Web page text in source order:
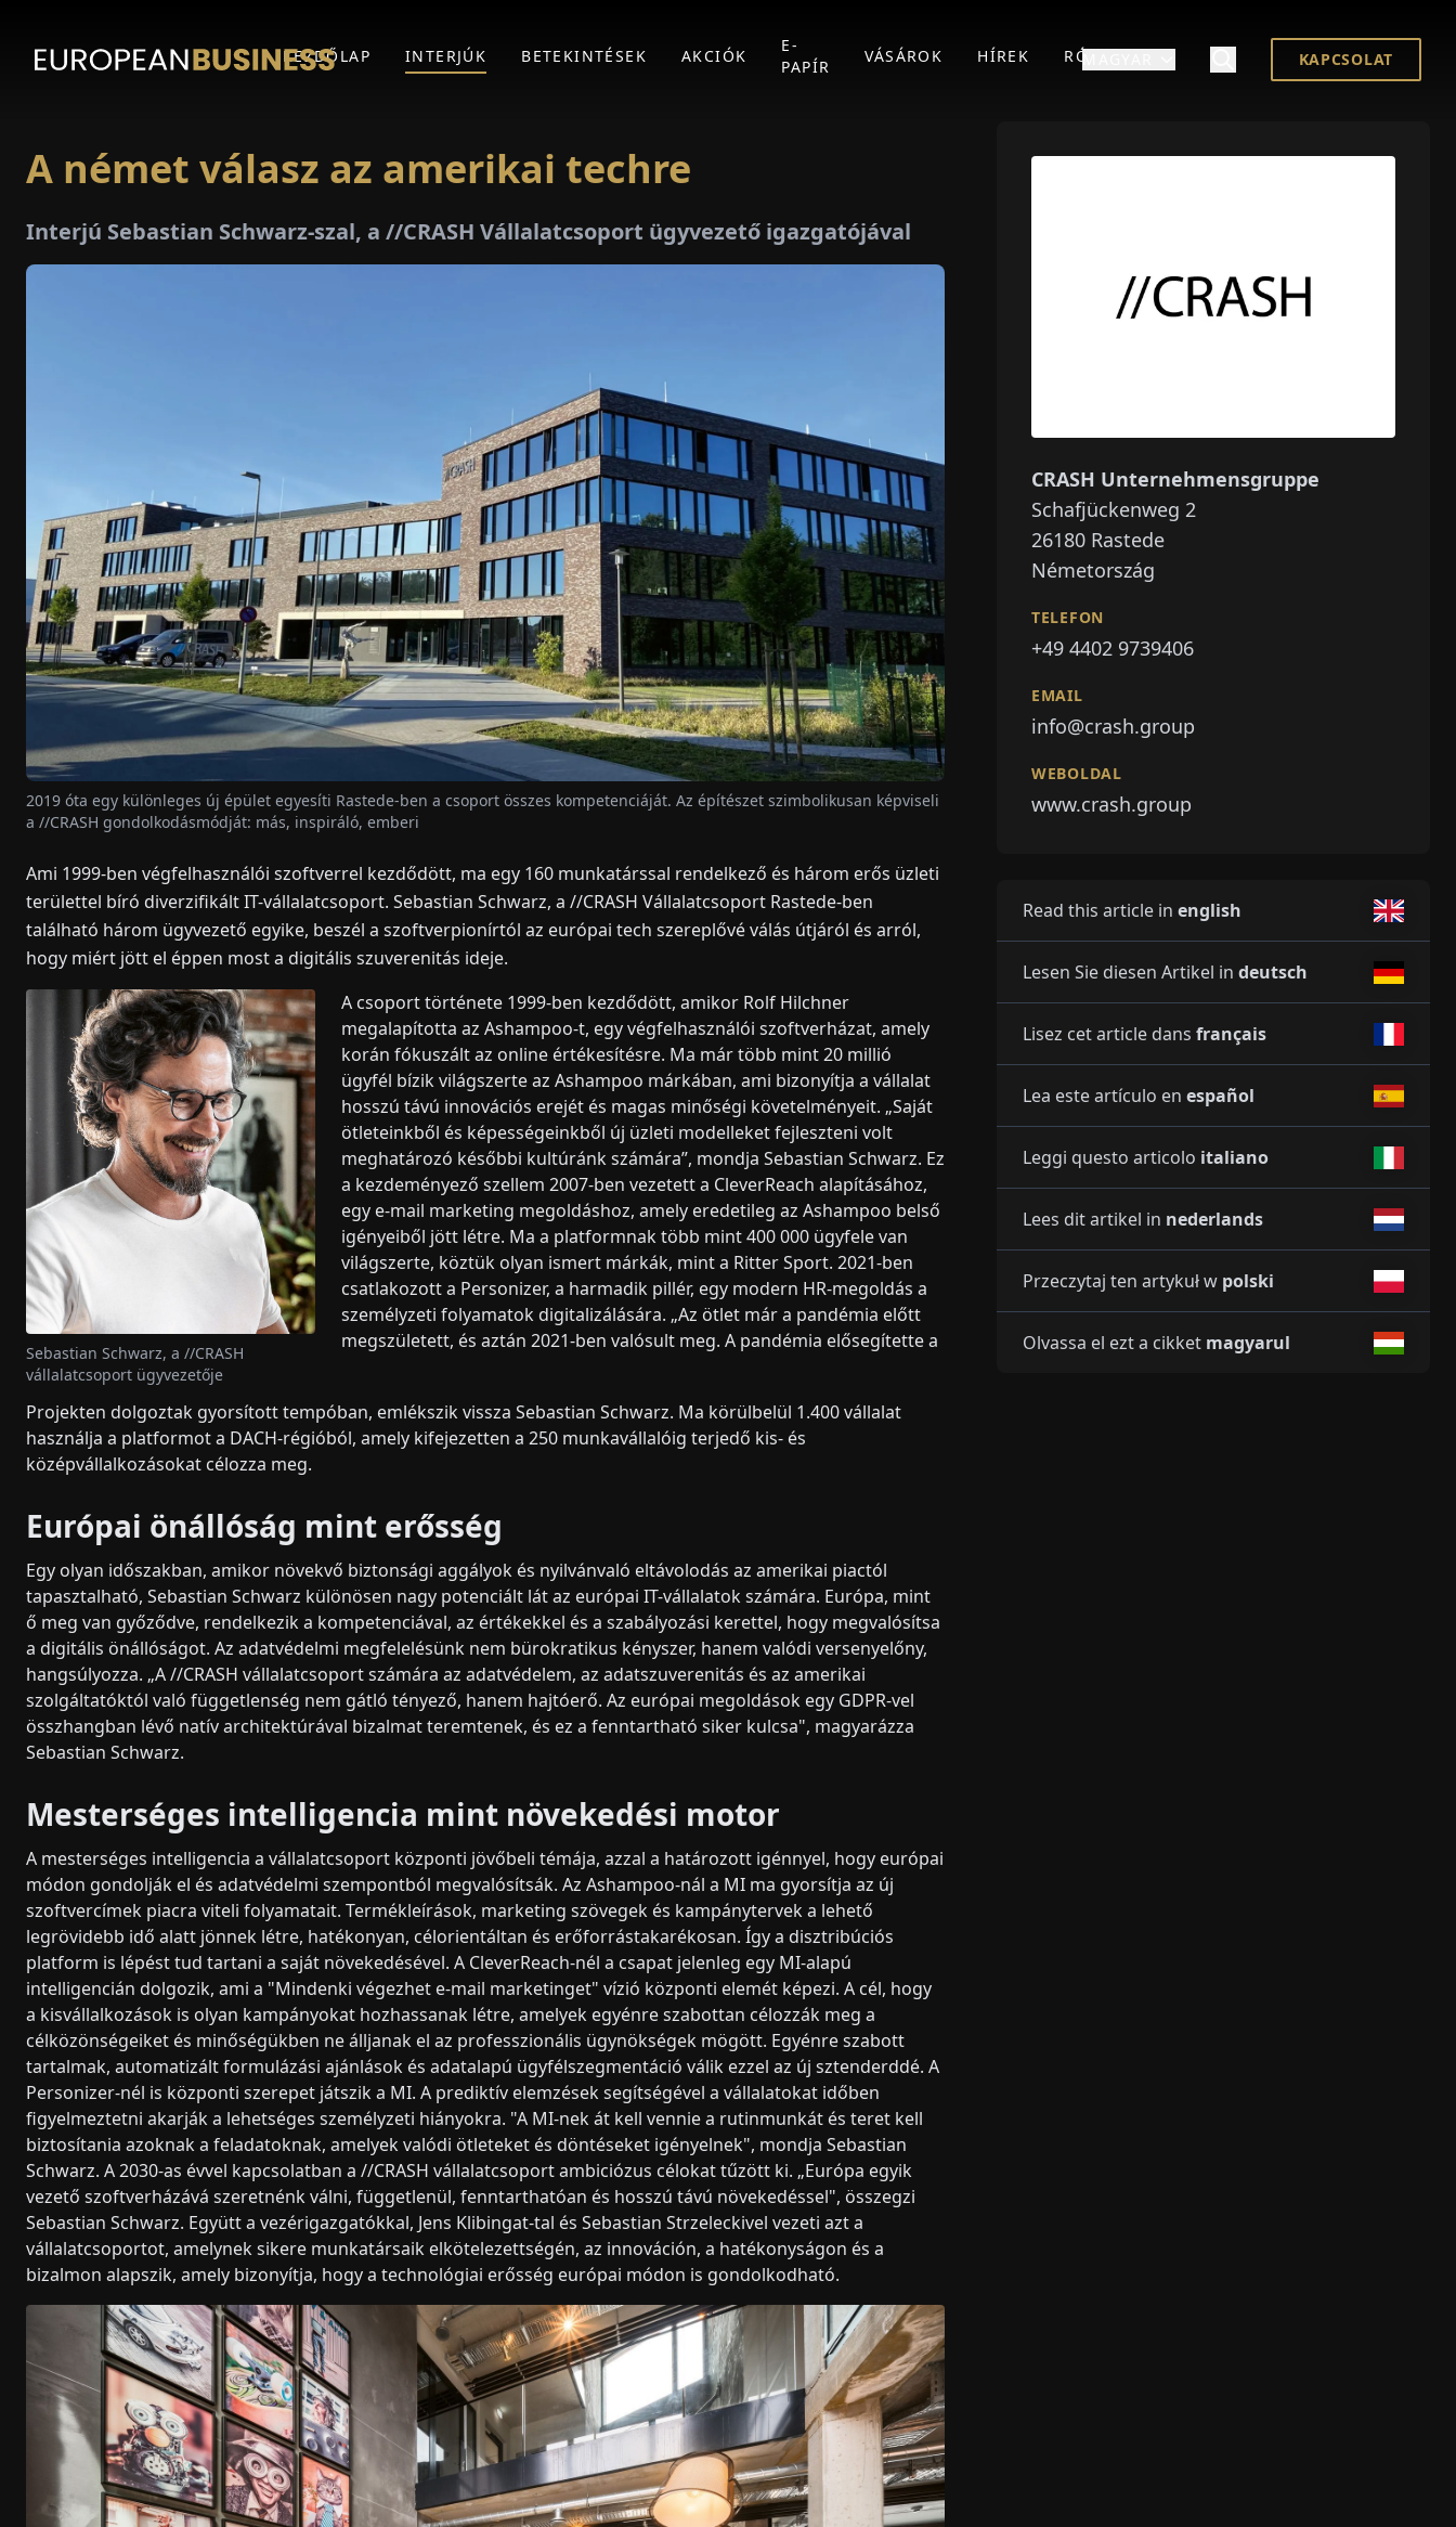
KEZDŐLAP INTERJÚK BETEKINTÉSEK AKCIÓK
E-
PAPÍR
VÁSÁROK HÍREK RÓLUNK KAPCSOLAT
A német válasz az amerikai techre
Interjú Sebastian Schwarz-szal, a //CRASH Vállalatcsoport ügyvezető igazgatójával
2019 óta egy különleges új épület egyesíti Rastede-ben a csoport összes kompetenciáját. Az építészet szimbolikusan képviseli
a //CRASH gondolkodásmódját: más, inspiráló, emberi
Ami 1999-ben végfelhasználói szoftverrel kezdődött, ma egy 160 munkatárssal rendelkező és három erős üzleti
területtel bíró diverzifikált IT-vállalatcsoport. Sebastian Schwarz, a //CRASH Vállalatcsoport Rastede-ben
található három ügyvezető egyike, beszél a szoftverpionírtól az európai tech szereplővé válás útjáról és arról,
hogy miért jött el éppen most a digitális szuverenitás ideje.
A csoport története 1999-ben kezdődött, amikor Rolf Hilchner
megalapította az Ashampoo-t, egy végfelhasználói szoftverházat, amely
korán fókuszált az online értékesítésre. Ma már több mint 20 millió
ügyfél bízik világszerte az Ashampoo márkában, ami bizonyítja a vállalat
hosszú távú innovációs erejét és magas minőségi követelményeit. „Saját
ötleteinkből és képességeinkből új üzleti modelleket fejleszteni volt
meghatározó későbbi kultúránk számára”, mondja Sebastian Schwarz. Ez
a kezdeményező szellem 2007-ben vezetett a CleverReach alapításához,
egy e-mail marketing megoldáshoz, amely eredetileg az Ashampoo belső
igényeiből jött létre. Ma a platformnak több mint 400 000 ügyfele van
világszerte, köztük olyan ismert márkák, mint a Ritter Sport. 2021-ben
csatlakozott a Personizer, a harmadik pillér, egy modern HR-megoldás a
személyzeti folyamatok digitalizálására. „Az ötlet már a pandémia előtt
megszületett, és aztán 2021-ben valósult meg. A pandémia elősegítette a
Sebastian Schwarz, a //CRASH
vállalatcsoport ügyvezetője
Projekten dolgoztak gyorsított tempóban, emlékszik vissza Sebastian Schwarz. Ma körülbelül 1.400 vállalat
használja a platformot a DACH-régióból, amely kifejezetten a 250 munkavállalóig terjedő kis- és
középvállalkozásokat célozza meg.
Európai önállóság mint erősség
Egy olyan időszakban, amikor növekvő biztonsági aggályok és nyilvánvaló eltávolodás az amerikai piactól
tapasztalható, Sebastian Schwarz különösen nagy potenciált lát az európai IT-vállalatok számára. Európa, mint
ő meg van győződve, rendelkezik a kompetenciával, az értékekkel és a szabályozási kerettel, hogy megvalósítsa
a digitális önállóságot. Az adatvédelmi megfelelésünk nem bürokratikus kényszer, hanem valódi versenyelőny,
hangsúlyozza. „A //CRASH vállalatcsoport számára az adatvédelem, az adatszuverenitás és az amerikai
szolgáltatóktól való függetlenség nem gátló tényező, hanem hajtóerő. Az európai megoldások egy GDPR-vel
összhangban lévő natív architektúrával bizalmat teremtenek, és ez a fenntartható siker kulcsa", magyarázza
Sebastian Schwarz.
Mesterséges intelligencia mint növekedési motor
A mesterséges intelligencia a vállalatcsoport központi jövőbeli témája, azzal a határozott igénnyel, hogy európai
módon gondolják el és adatvédelmi szempontból megvalósítsák. Az Ashampoo-nál a MI ma gyorsítja az új
szoftvercímek piacra viteli folyamatait. Termékleírások, marketing szövegek és kampánytervek a lehető
legrövidebb idő alatt jönnek létre, hatékonyan, célorientáltan és erőforrástakarékosan. Így a disztribúciós
platform is lépést tud tartani a saját növekedésével. A CleverReach-nél a csapat jelenleg egy MI-alapú
intelligencián dolgozik, ami a "Mindenki végezhet e-mail marketinget" vízió központi elemét képezi. A cél, hogy
a kisvállalkozások is olyan kampányokat hozhassanak létre, amelyek egyénre szabottan célozzák meg a
célközönségeiket és minőségükben ne álljanak el az professzionális ügynökségek mögött. Egyénre szabott
tartalmak, automatizált formulázási ajánlások és adatalapú ügyfélszegmentáció válik ezzel az új sztenderddé. A
Personizer-nél is központi szerepet játszik a MI. A prediktív elemzések segítségével a vállalatokat időben
figyelmeztetni akarják a lehetséges személyzeti hiányokra. "A MI-nek át kell vennie a rutinmunkát és teret kell
biztosítania azoknak a feladatoknak, amelyek valódi ötleteket és döntéseket igényelnek", mondja Sebastian
Schwarz. A 2030-as évvel kapcsolatban a //CRASH vállalatcsoport ambiciózus célokat tűzött ki. „Európa egyik
vezető szoftverházává szeretnénk válni, függetlenül, fenntarthatóan és hosszú távú növekedéssel", összegzi
Sebastian Schwarz. Együtt a vezérigazgatókkal, Jens Klibingat-tal és Sebastian Strzeleckivel vezeti azt a
vállalatcsoportot, amelynek sikere munkatársaik elkötelezettségén, az innováción, a hatékonyságon és a
bizalmon alapszik, amely bizonyítja, hogy a technológiai erősség európai módon is gondolkodható.
CRASH Unternehmensgruppe
Schafjückenweg 2
26180 Rastede
Németország
TELEFON
+49 4402 9739406
EMAIL
info@crash.group
WEBOLDAL
www.crash.group
Read this article in english
Lesen Sie diesen Artikel in deutsch
Lisez cet article dans français
Lea este artículo en español
Leggi questo articolo italiano
Lees dit artikel in nederlands
Przeczytaj ten artykuł w polski
Olvassa el ezt a cikket magyarul